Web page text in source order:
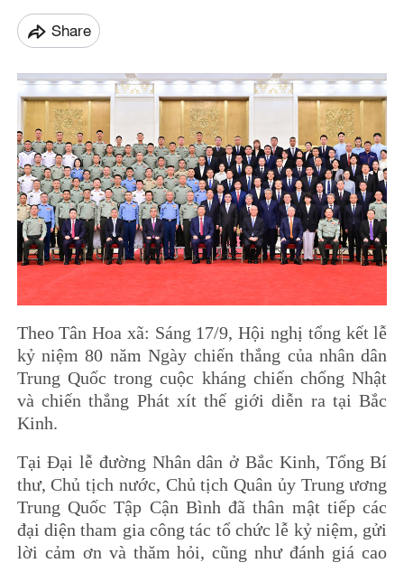
Share
Theo Tân Hoa xã: Sáng 17/9, Hội nghị tổng kết lễ
kỷ niệm 80 năm Ngày chiến thắng của nhân dân
Trung Quốc trong cuộc kháng chiến chống Nhật
và chiến thắng Phát xít thế giới diễn ra tại Bắc
Kinh.
Tại Đại lễ đường Nhân dân ở Bắc Kinh, Tổng Bí
thư, Chủ tịch nước, Chủ tịch Quân ủy Trung ương
Trung Quốc Tập Cận Bình đã thân mật tiếp các
đại diện tham gia công tác tổ chức lễ kỷ niệm, gửi
lời cảm ơn và thăm hỏi, cũng như đánh giá cao